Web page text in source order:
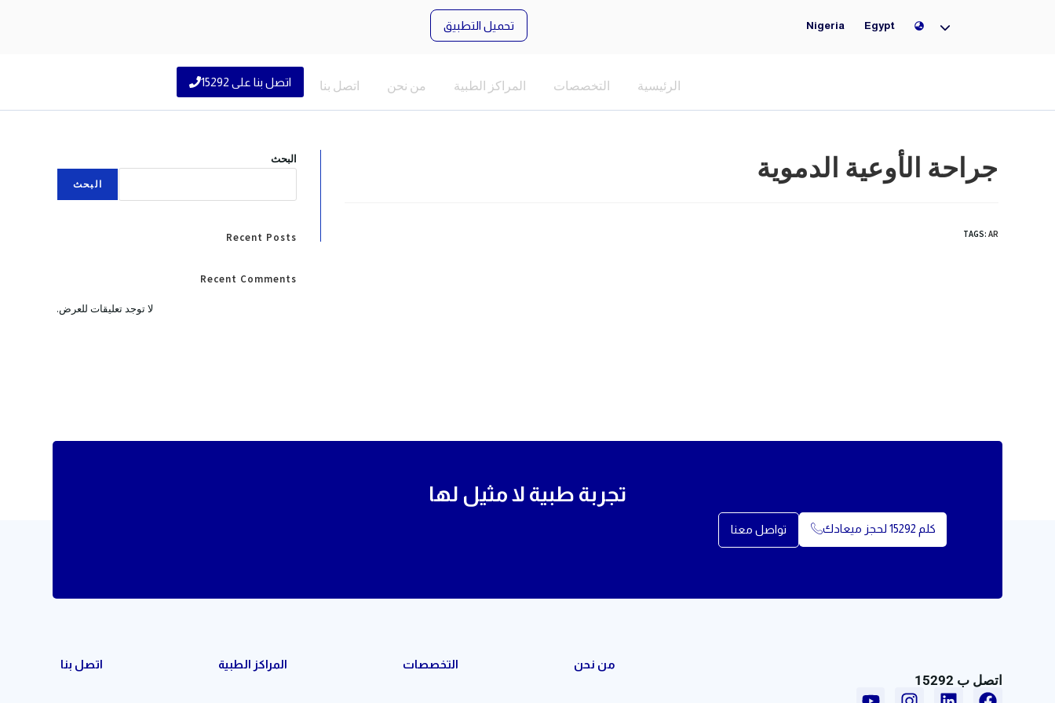
Nigeria
Egypt
Nigeria تحميل التطبيق
الرئيسية التخصصات المراكز الطبية من نحن اتصل بنا اتصل بنا على 15292
جراحة الأوعية الدموية
TAGS: AR
البحث
البحث
Recent Posts
Recent Comments
لا توجد تعليقات للعرض.
تجربة طبية لا مثيل لها
كلم 15292 لحجز ميعادك تواصل معنا
اتصل ب 15292
من نحن التخصصات المراكز الطبية اتصل بنا